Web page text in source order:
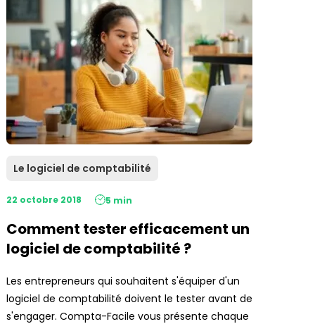
Le logiciel de comptabilité
22 octobre 2018 5 min
Comment tester efficacement un
logiciel de comptabilité ?
Les entrepreneurs qui souhaitent s'équiper d'un
logiciel de comptabilité doivent le tester avant de
s'engager. Compta-Facile vous présente chaque